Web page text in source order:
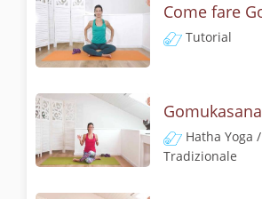
Tutorial
Hatha Yoga /
Tradizionale